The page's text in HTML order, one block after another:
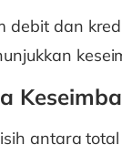
debit dan
antara